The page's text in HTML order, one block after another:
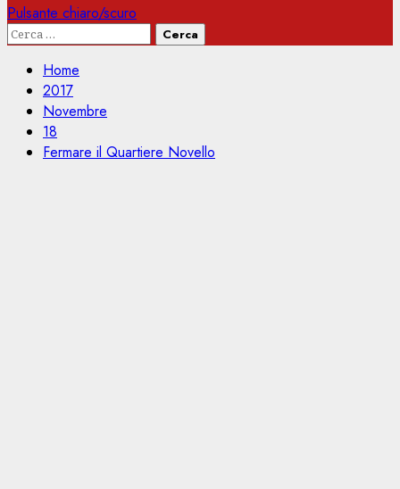
Pulsante chiaro/scuro
Ricerca
Home
2017
Novembre
18
Fermare il Quartiere Novello